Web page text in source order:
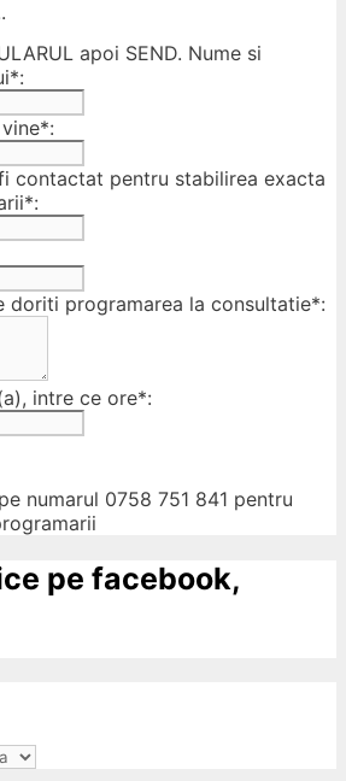
apoi SEND. Nume si
contactat pentru stabilirea exacta
doriti programarea la consultatie*:
intre ce ore*:
numarul 0758 751 841 pentru
pe facebook,